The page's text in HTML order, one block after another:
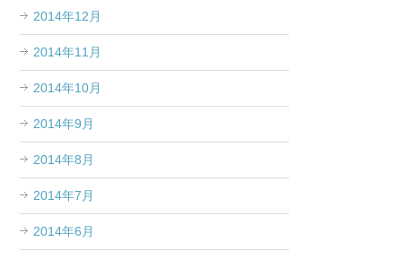
2014年12月
2014年11月
2014年10月
2014年9月
2014年8月
2014年7月
2014年6月